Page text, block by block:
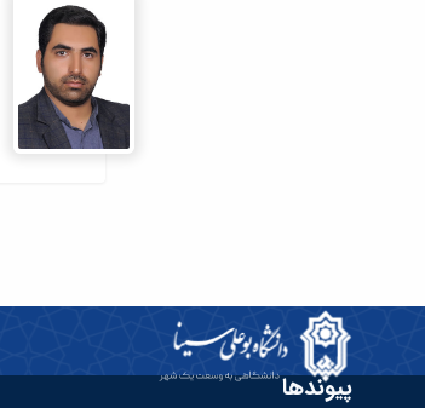
پیوندها